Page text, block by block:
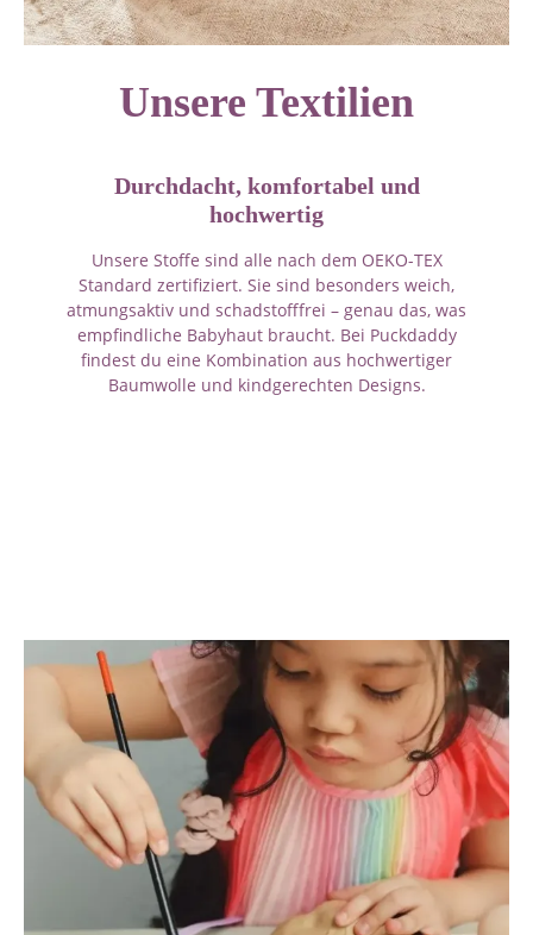
Unsere Textilien
Durchdacht, komfortabel und
hochwertig
Unsere Stoffe sind alle nach dem OEKO-TEX
Standard zertifiziert. Sie sind besonders weich,
atmungsaktiv und schadstofffrei – genau das, was
empfindliche Babyhaut braucht. Bei Puckdaddy
findest du eine Kombination aus hochwertiger
Baumwolle und kindgerechten Designs.